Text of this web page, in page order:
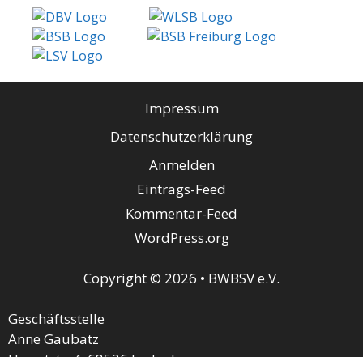
Impressum
Datenschutzerklärung
Anmelden
Eintrags-Feed
Kommentar-Feed
WordPress.org
Copyright © 2026 • BWBSV e.V.
Geschäftsstelle
Anne Gaubatz